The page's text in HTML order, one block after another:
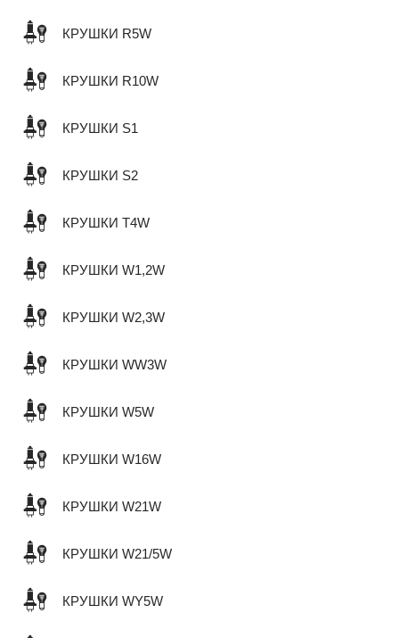
КРУШКИ R5W
КРУШКИ R10W
КРУШКИ S1
КРУШКИ S2
КРУШКИ T4W
КРУШКИ W1,2W
КРУШКИ W2,3W
КРУШКИ WW3W
КРУШКИ W5W
КРУШКИ W16W
КРУШКИ W21W
КРУШКИ W21/5W
КРУШКИ WY5W